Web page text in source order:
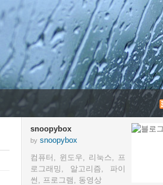
snoopybox
by snoopybox
컴퓨터, 윈도우, 리눅스, 프
로그래밍, 알고리즘, 파이
썬, 프로그램, 동영상